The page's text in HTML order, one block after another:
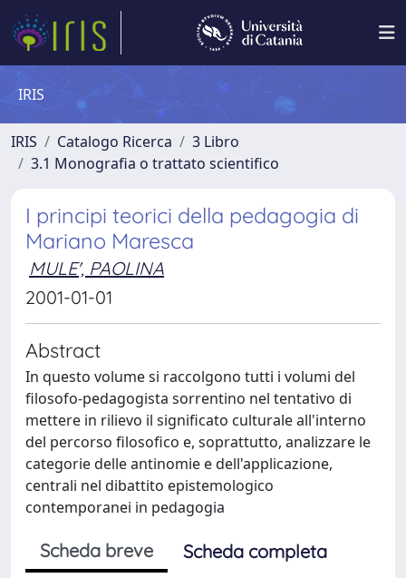
IRIS
IRIS Catalogo Ricerca
3 Libro
3.1 Monografia o trattato scientifico
I principi teorici della pedagogia di
Mariano Maresca
MULE', PAOLINA
2001-01-01
Abstract
In questo volume si raccolgono tutti i volumi del
filosofo-pedagogista sorrentino nel tentativo di
mettere in rilievo il significato culturale all'interno
del percorso filosofico e, soprattutto, analizzare le
categorie delle antinomie e dell'applicazione,
centrali nel dibattito epistemologico
contemporanei in pedagogia
Scheda breve
Scheda completa